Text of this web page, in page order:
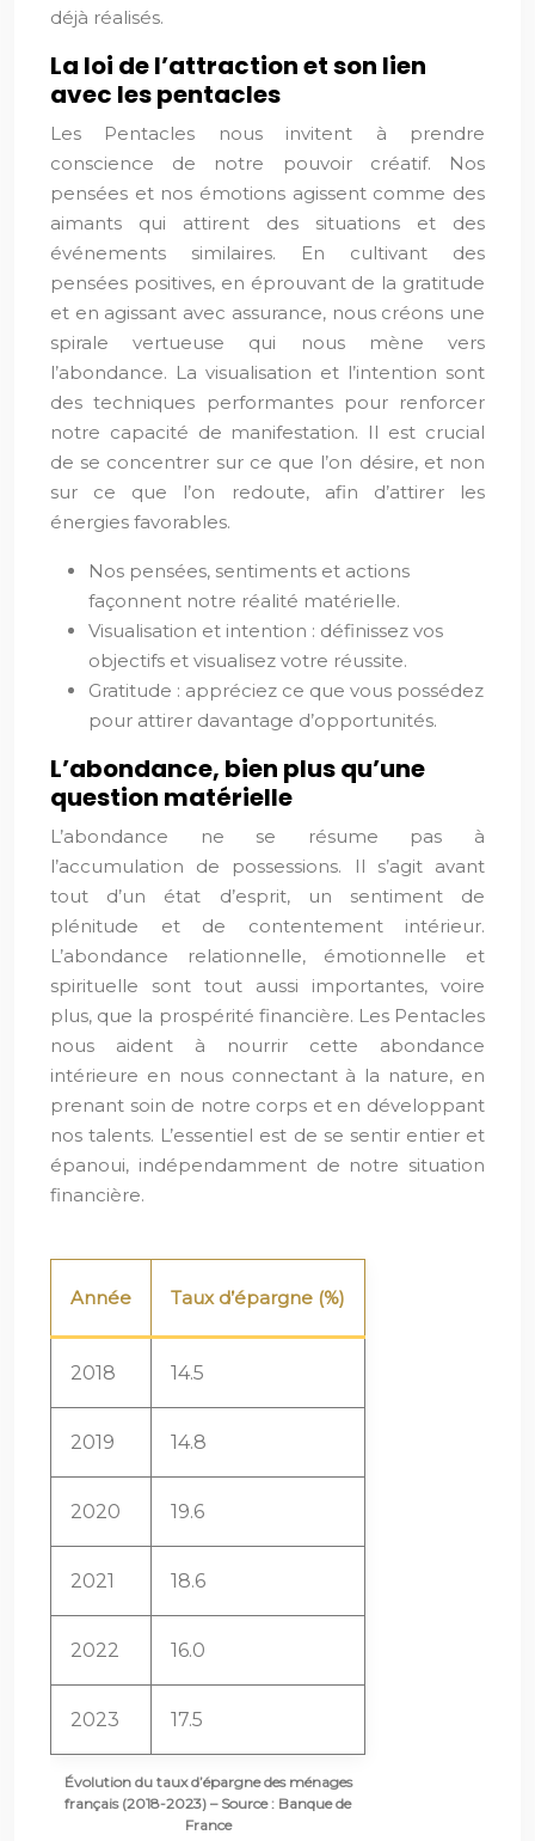
déjà réalisés.
La loi de l’attraction et son lien
avec les pentacles
Les Pentacles nous invitent à prendre
conscience de notre pouvoir créatif. Nos
pensées et nos émotions agissent comme des
aimants qui attirent des situations et des
événements similaires. En cultivant des
pensées positives, en éprouvant de la gratitude
et en agissant avec assurance, nous créons une
spirale vertueuse qui nous mène vers
l’abondance. La visualisation et l’intention sont
des techniques performantes pour renforcer
notre capacité de manifestation. Il est crucial
de se concentrer sur ce que l’on désire, et non
sur ce que l’on redoute, afin d’attirer les
énergies favorables.
Nos pensées, sentiments et actions
façonnent notre réalité matérielle.
Visualisation et intention : définissez vos
objectifs et visualisez votre réussite.
Gratitude : appréciez ce que vous possédez
pour attirer davantage d’opportunités.
L’abondance, bien plus qu’une
question matérielle
L’abondance ne se résume pas à
l’accumulation de possessions. Il s’agit avant
tout d’un état d’esprit, un sentiment de
plénitude et de contentement intérieur.
L’abondance relationnelle, émotionnelle et
spirituelle sont tout aussi importantes, voire
plus, que la prospérité financière. Les Pentacles
nous aident à nourrir cette abondance
intérieure en nous connectant à la nature, en
prenant soin de notre corps et en développant
nos talents. L’essentiel est de se sentir entier et
épanoui, indépendamment de notre situation
financière.
Évolution du taux d’épargne des ménages
français (2018-2023) – Source : Banque de
France
Année Taux d’épargne (%)
2018 14.5
2019 14.8
2020 19.6
2021 18.6
2022 16.0
2023 17.5